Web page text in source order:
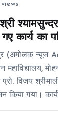
views
कार्य का
(अमोलक न्यूज
महाविद्यालय,
विजय
किया गया।